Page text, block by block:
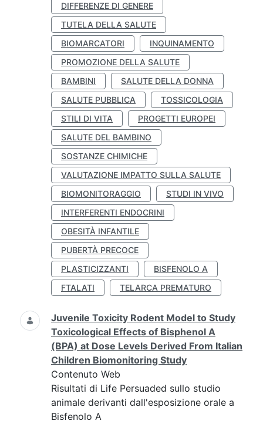
DIFFERENZE DI GENERE
TUTELA DELLA SALUTE
BIOMARCATORI
INQUINAMENTO
PROMOZIONE DELLA SALUTE
BAMBINI
SALUTE DELLA DONNA
SALUTE PUBBLICA
TOSSICOLOGIA
STILI DI VITA
PROGETTI EUROPEI
SALUTE DEL BAMBINO
SOSTANZE CHIMICHE
VALUTAZIONE IMPATTO SULLA SALUTE
BIOMONITORAGGIO
STUDI IN VIVO
INTERFERENTI ENDOCRINI
OBESITÀ INFANTILE
PUBERTÀ PRECOCE
PLASTICIZZANTI
BISFENOLO A
FTALATI
TELARCA PREMATURO
Juvenile Toxicity Rodent Model to Study
Toxicological Effects of Bisphenol A
(BPA) at Dose Levels Derived From Italian
Children Biomonitoring Study
Contenuto Web
Risultati di Life Persuaded sullo studio
animale derivanti dall'esposizione orale a
Bisfenolo A